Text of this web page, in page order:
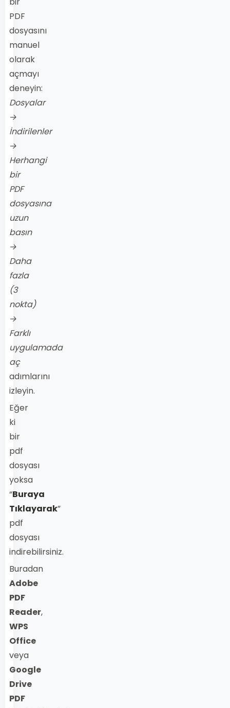
PDF
dosyasını
manuel
olarak
açmayı
deneyin:
Dosyalar
→
İndirilenler
→
Herhangi
bir
PDF
dosyasına
uzun
basın
→
Daha
fazla
(3
nokta)
→
Farklı
uygulamada
aç
adımlarını
izleyin.
Eğer
ki
bir
pdf
dosyası
yoksa
“Buraya
Tıklayarak”
pdf
dosyası
indirebilirsiniz.
Buradan
Adobe
PDF
Reader,
WPS
Office
veya
Google
Drive
PDF